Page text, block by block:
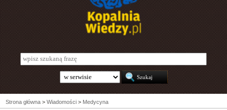
Strona główna > Wiadomości > Medycyna